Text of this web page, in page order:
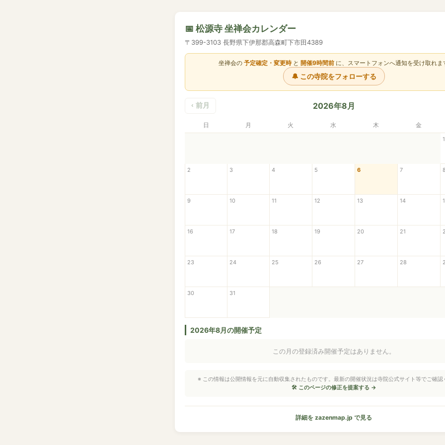
📅 松源寺 坐禅会カレンダー
〒399-3103 長野県下伊那郡高森町下市田4389
坐禅会の 予定確定・変更時と 開催9時間前 に、スマートフォンへ通知を受け取れま
🔔 この寺院をフォローする
‹ 前月 2026年8月
日 月 火 水 木 金
1
2 3 4 5 6 7 8
9 10 11 12 13 14
16 17 18 19 20 21
23 24 25 26 27 28
30 31
2026年8月の開催予定
この月の登録済み開催予定はありません。
※ この情報は公開情報を元に自動収集されたものです。最新の開催状況は寺院公式サイト等でご確認
🛠 このページの修正を提案する →
詳細を zazenmap.jp で見る